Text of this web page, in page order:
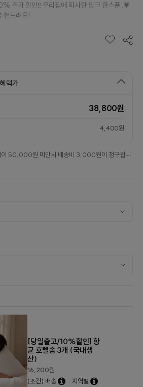
추가 할인‼️ 우리집에 화사한 핑크 한스푼..💗
천드려요!
택가
38,800원
4,400원
이 50,000원 미만시 배송비 3,000원이 청구됩니
[당일출고/10%할인] 항
균 호텔솜 3개 (국내생
산)
16,200원
(조건) 배송
지역별